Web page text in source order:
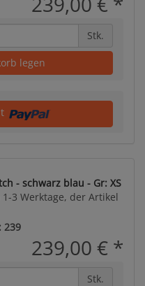
Stk.
legen
- schwarz blau - Gr: XS
3 Werktage, der Artikel
239
239,00 € *
Stk.